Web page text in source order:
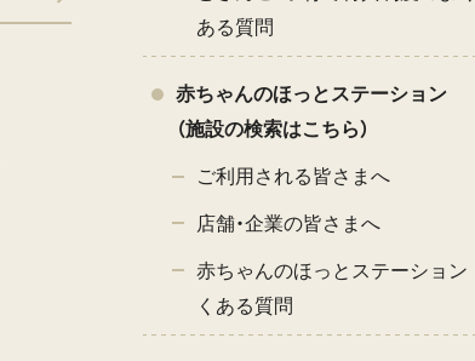
ある質問
赤ちゃんのほっとステーション
（施設の検索はこちら）
ご利用される皆さまへ
店舗・企業の皆さまへ
赤ちゃんのほっとステーション
くある質問